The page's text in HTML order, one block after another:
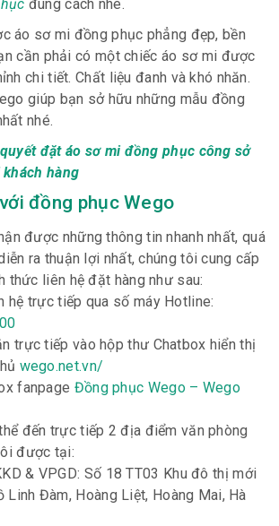
đúng cách nhé.
áo sơ mi đồng phục phẳng đẹp, bền
cần phải có một chiếc áo sơ mi được
chi tiết. Chất liệu đanh và khó nhăn.
giúp bạn sở hữu những mẫu đồng
nhé.
đặt áo sơ mi đồng phục công sở
hàng
đồng phục Wego
được những thông tin nhanh nhất, quá
ra thuận lợi nhất, chúng tôi cung cấp
thức liên hệ đặt hàng như sau:
hệ trực tiếp qua số máy Hotline:
trực tiếp vào hộp thư Chatbox hiển thị
wego.net.vn/
fanpage Đồng phục Wego – Wego
đến trực tiếp 2 địa điểm văn phòng
được tại:
& VPGD: Số 18 TT03 Khu đô thị mới
Linh Đàm, Hoàng Liệt, Hoàng Mai, Hà